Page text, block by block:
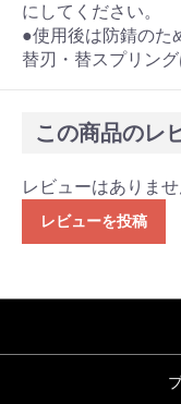
にしてください。
●使用後は防錆のた
替刃・替スプリン
この商品のレ
レビューはありませ
レビューを投稿